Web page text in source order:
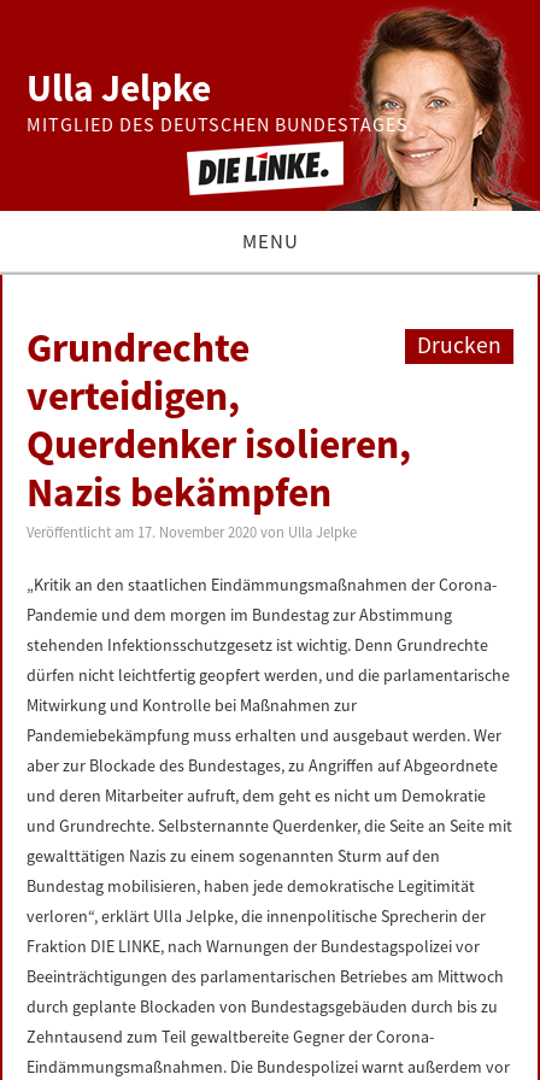
Ulla Jelpke
MITGLIED DES DEUTSCHEN BUNDESTAGES
MENU
BUNDESTAG
PRESSE
ZUR PERSON
DATENSCHUTZERKLÄRUNG
Drucken
Grundrechte
verteidigen,
Querdenker isolieren,
Nazis bekämpfen
Veröffentlicht am 17. November 2020 von Ulla Jelpke
„Kritik an den staatlichen Eindämmungsmaßnahmen der Corona-
Pandemie und dem morgen im Bundestag zur Abstimmung
stehenden Infektionsschutzgesetz ist wichtig. Denn Grundrechte
dürfen nicht leichtfertig geopfert werden, und die parlamentarische
Mitwirkung und Kontrolle bei Maßnahmen zur
Pandemiebekämpfung muss erhalten und ausgebaut werden. Wer
aber zur Blockade des Bundestages, zu Angriffen auf Abgeordnete
und deren Mitarbeiter aufruft, dem geht es nicht um Demokratie
und Grundrechte. Selbsternannte Querdenker, die Seite an Seite mit
gewalttätigen Nazis zu einem sogenannten Sturm auf den
Bundestag mobilisieren, haben jede demokratische Legitimität
verloren“, erklärt Ulla Jelpke, die innenpolitische Sprecherin der
Fraktion DIE LINKE, nach Warnungen der Bundestagspolizei vor
Beeinträchtigungen des parlamentarischen Betriebes am Mittwoch
durch geplante Blockaden von Bundestagsgebäuden durch bis zu
Zehntausend zum Teil gewaltbereite Gegner der Corona-
Eindämmungsmaßnahmen. Die Bundespolizei warnt außerdem vor